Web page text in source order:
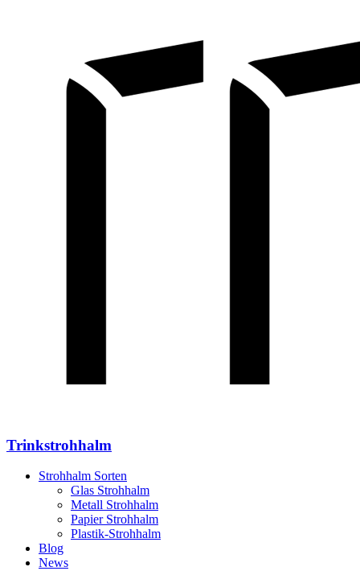
Trinkstrohhalm
Strohhalm Sorten
Glas Strohhalm
Metall Strohhalm
Papier Strohhalm
Plastik-Strohhalm
Blog
News